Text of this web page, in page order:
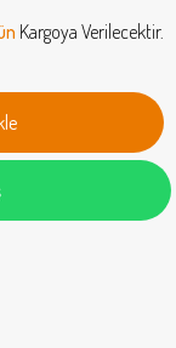
Kargoya Verilecektir.